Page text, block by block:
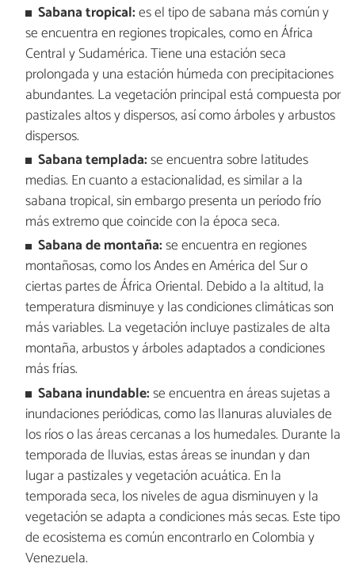
Sabana tropical:es el tipo de sabana más común y
se encuentra en regiones tropicales, como en África
Central y Sudamérica. Tiene una estación seca
prolongada y una estación húmeda con precipitaciones
abundantes. La vegetación principal está compuesta por
pastizales altos y dispersos, así como árboles y arbustos
dispersos.
Sabana templada:se encuentra sobre latitudes
medias. En cuanto a estacionalidad, es similar a la
sabana tropical, sin embargo presenta un período frío
más extremo que coincide con la época seca.
Sabana de montaña:se encuentra en regiones
montañosas, como los Andes en América del Sur o
ciertas partes de África Oriental. Debido a la altitud, la
temperatura disminuye y las condiciones climáticas son
más variables. La vegetación incluye pastizales de alta
montaña, arbustos y árboles adaptados a condiciones
más frías.
Sabana inundable:se encuentra en áreas sujetas a
inundaciones periódicas, como las llanuras aluviales de
los ríos o las áreas cercanas a los humedales. Durante la
temporada de lluvias, estas áreas se inundan y dan
lugar a pastizales y vegetación acuática. En la
temporada seca, los niveles de agua disminuyen y la
vegetación se adapta a condiciones más secas. Este tipo
de ecosistema es común encontrarlo en Colombia y
Venezuela.